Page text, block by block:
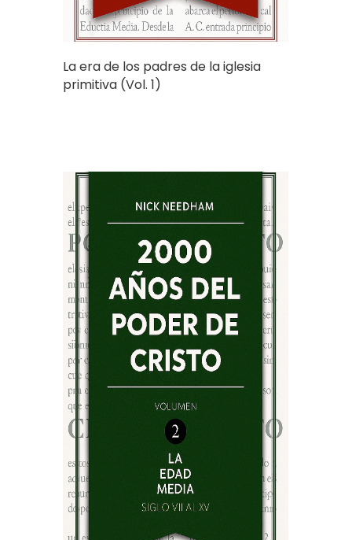
La era de los padres de la iglesia
primitiva (Vol. 1)